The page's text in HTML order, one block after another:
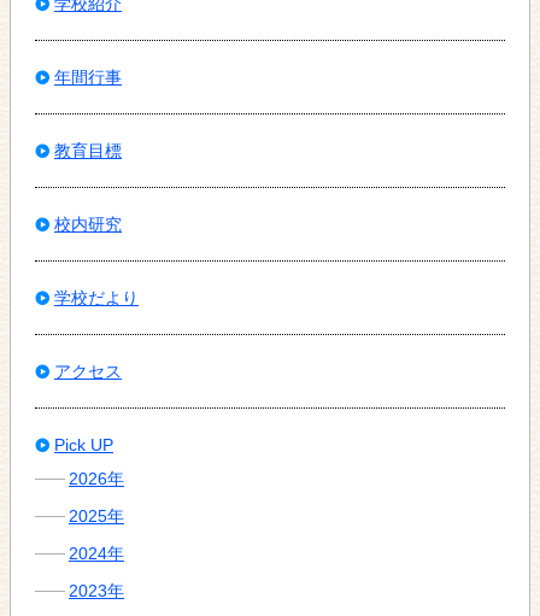
年間行事
教育目標
校内研究
学校だより
アクセス
Pick UP
2026年
2025年
2024年
2023年